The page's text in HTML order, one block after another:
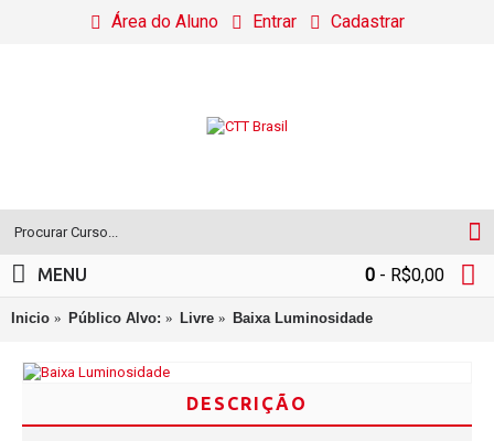
Área do Aluno Entrar Cadastrar
0 - R$0,00
MENU
Inicio Público Alvo: Livre Baixa Luminosidade
DESCRIÇÃO